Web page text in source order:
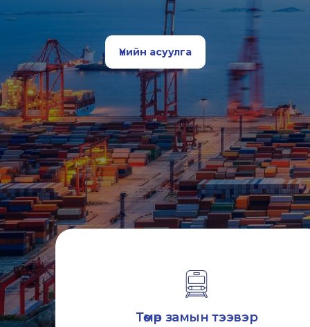
Үнийн асуулга
Төмөр замын тээвэр